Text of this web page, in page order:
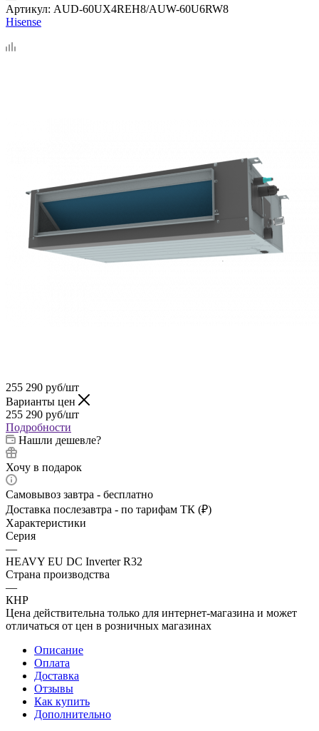
Артикул: AUD-60UX4REH8/AUW-60U6RW8
Hisense
255 290 руб/шт
Варианты цен
255 290 руб/шт
Подробности
Нашли дешевле?
Хочу в подарок
Самовывоз завтра - бесплатно
Доставка послезавтра - по тарифам ТК (₽)
Характеристики
Серия
—
HEAVY EU DC Inverter R32
Страна производства
—
КНР
Цена действительна только для интернет-магазина и может
отличаться от цен в розничных магазинах
Описание
Оплата
Доставка
Отзывы
Как купить
Дополнительно